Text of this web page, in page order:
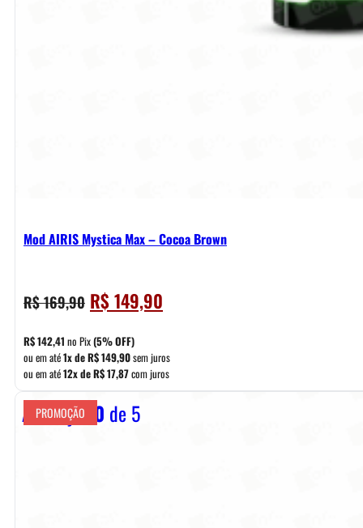
Mod AIRIS Mystica Max – Cocoa Brown
R$169,90 O
preço
original
era:
R$ 169,90.
R$149,90
preço
é:
R$ 149,90.
R$142,41 no Pix(5% OFF)
ou em até1x deR$149,90sem juros
ou em até12x deR$17,87com juros
Avaliação 0 de 5
PROMOÇÃO